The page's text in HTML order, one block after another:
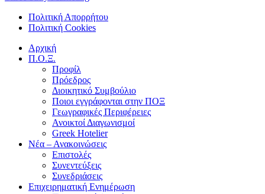
Πολιτική Απορρήτου
Πολιτική Cookies
Αρχική
Π.Ο.Ξ.
Προφίλ
Πρόεδρος
Διοικητικό Συμβούλιο
Ποιοι εγγράφονται στην ΠΟΞ
Γεωγραφικές Περιφέρειες
Ανοικτοί Διαγωνισμoί
Greek Hotelier
Νέα – Ανακοινώσεις
Επιστολές
Συνεντεύξεις
Συνεδριάσεις
Επιχειρηματική Ενημέρωση